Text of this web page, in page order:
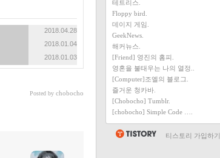
2018.04.28
2018.01.04
2018.01.03
Posted by chobocho
테트리스.
Floppy bird.
데이지 게임.
GeekNews.
해커뉴스.
[Friend] 영진의 홈피.
영혼을 불태우는 나의 열정..
[Computer]조엘의 블로그.
즐거운 청카바.
[Chobocho] Tumblr.
[chobocho] Simple Code ….
티스토리 가입하기